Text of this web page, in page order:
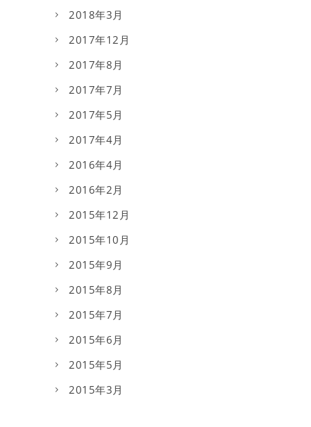
2018年3月
2017年12月
2017年8月
2017年7月
2017年5月
2017年4月
2016年4月
2016年2月
2015年12月
2015年10月
2015年9月
2015年8月
2015年7月
2015年6月
2015年5月
2015年3月